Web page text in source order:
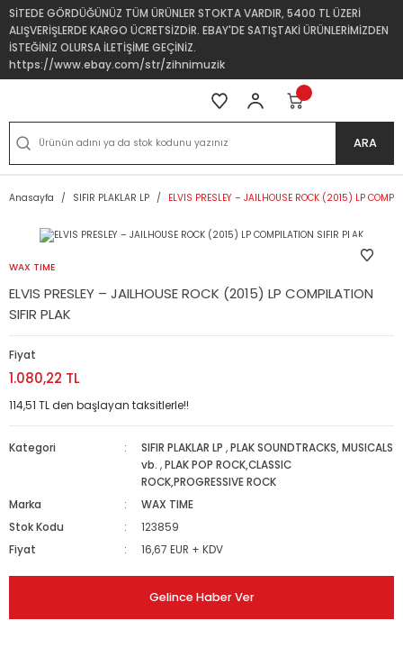
SİTEDE GÖRDÜĞÜNÜZ TÜM ÜRÜNLER STOKTA VARDIR, 5400 TL ÜZERİ
ALIŞVERİŞLERDE KARGO ÜCRETSİZDİR. EBAY'DE SATIŞTAKİ ÜRÜNLERİMİZDEN
İSTEĞİNİZ OLURSA İLETİŞİME GEÇİNİZ.
https://www.ebay.com/str/zihnimuzik
ARA
Anasayfa SIFIR PLAKLAR LP ELVIS PRESLEY ‎– JAILHOUSE ROCK (2015) LP
WAX TIME
ELVIS PRESLEY ‎– JAILHOUSE ROCK (2015) LP COMPILATION
SIFIR PLAK
Fiyat
1.080,22 TL
114,51 TL den başlayan taksitlerle!!
Kategori SIFIR PLAKLAR LP ,PLAK SOUNDTRACKS, MUSICALS
vb. ,PLAK POP ROCK,CLASSIC
ROCK,PROGRESSIVE ROCK
Marka
WAX TIME
Stok Kodu
123859
Fiyat
16,67 EUR + KDV
Gelince Haber Ver